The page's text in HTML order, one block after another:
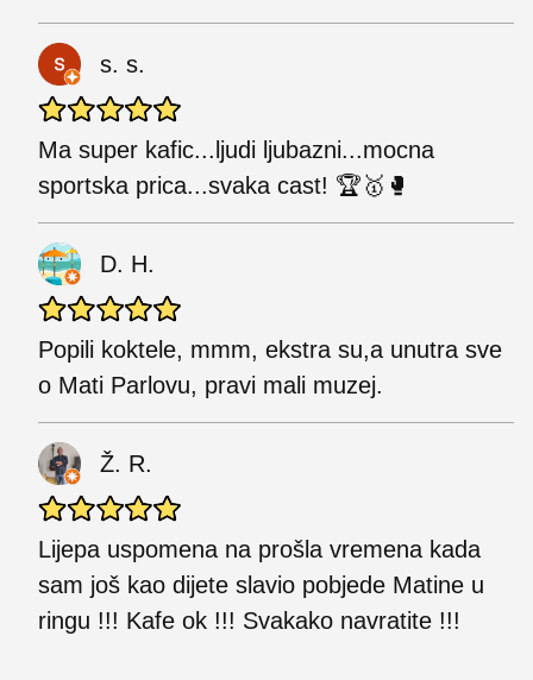
s. s.
Ma super kafic...ljudi ljubazni...mocna
sportska prica...svaka cast! 🏆🥇🥊
D. H.
Popili koktele, mmm, ekstra su,a unutra sve
o Mati Parlovu, pravi mali muzej.
Ž. R.
Lijepa uspomena na prošla vremena kada
sam još kao dijete slavio pobjede Matine u
ringu !!! Kafe ok !!! Svakako navratite !!!